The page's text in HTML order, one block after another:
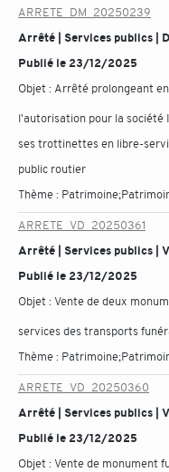
ARRETE_DM_20250239
Arrêté | Services publics |
Publié le 23/12/2025
Objet : Arrêté prolongeant
l'autorisation pour la société
ses trottinettes en libre-
public routier
Thème :
ARRETE_VD_20250361
Arrêté | Services publics |
Publié le 23/12/2025
Objet :Vente de deux
services des transports
Thème :
ARRETE_VD_20250360
Arrêté | Services publics |
Publié le 23/12/2025
Objet :Vente de monument